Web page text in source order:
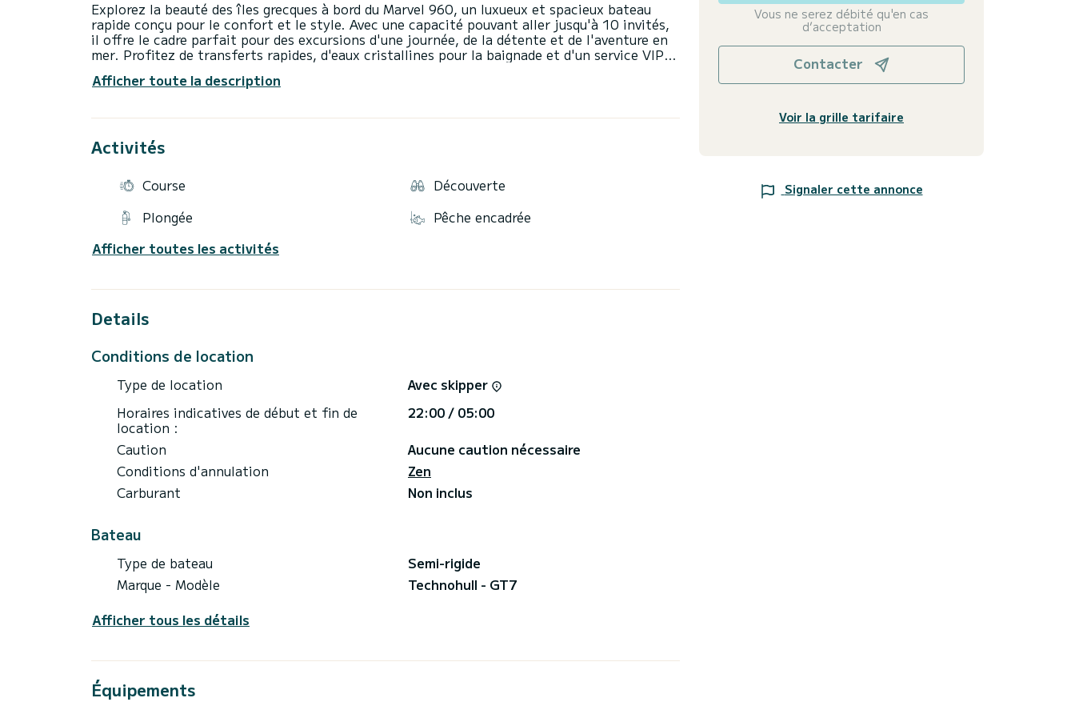
Explorez la beauté des îles grecques à bord du Marvel 960, un luxueux et spacieux bateau
rapide conçu pour le confort et le style. Avec une capacité pouvant aller jusqu'à 10 invités,
il offre le cadre parfait pour des excursions d'une journée, de la détente et de l'aventure en
mer. Profitez de transferts rapides, d'eaux cristallines pour la baignade et d'un service VIP
Athènes ou depuis les îles du golfe Saronique. Prêt pour des moments inoubliables ? Réservez
Afficher toute la description
Activités
Course
Découverte
Plongée
Pêche encadrée
Afficher toutes les activités
Details
Conditions de location
Type de location
Avec skipper
Horaires indicatives de début et fin de
location :
22:00 / 05:00
Caution
Aucune caution nécessaire
Conditions d'annulation
Zen
Carburant
Non inclus
Bateau
Type de bateau
Semi-rigide
Marque - Modèle
Technohull - GT7
Afficher tous les détails
Équipements
Vous ne serez débité qu'en cas
d’acceptation
Contacter
Voir la grille tarifaire
Signaler cette annonce